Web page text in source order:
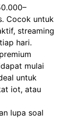
Cocok untuk
streaming
hari.
mulai
untuk
iot, atau
lupa soal